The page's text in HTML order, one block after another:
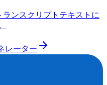
ンスクリプトテキストに
レーター